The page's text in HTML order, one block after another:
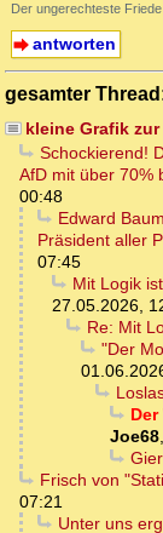
Der ungerechteste
antworten
gesamter
kleine Grafik
Schockierend!
AfD mit über 70%
00:48
Edward
Präsident aller
07:45
Mit Logik
27.05.2026,
Re: Mit
"Der
Joe68,
Frisch von
07:21
Unter uns